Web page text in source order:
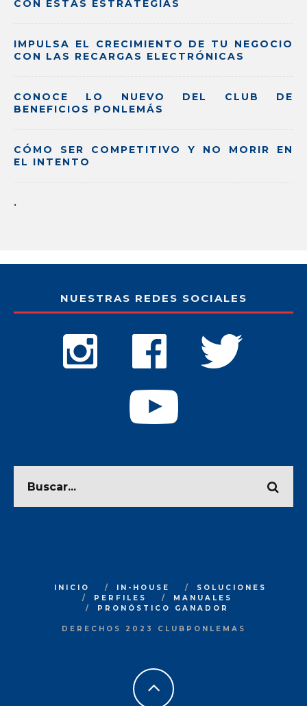
CON ESTAS ESTRATEGIAS
IMPULSA EL CRECIMIENTO DE TU NEGOCIO
CON LAS RECARGAS ELECTRÓNICAS
CONOCE LO NUEVO DEL CLUB DE
BENEFICIOS PONLEMÁS
CÓMO SER COMPETITIVO Y NO MORIR EN
EL INTENTO
.
NUESTRAS REDES SOCIALES
INICIO IN-HOUSE
SOLUCIONES
PERFILES
MANUALES
PRONÓSTICO GANADOR
DERECHOS 2023 CLUBPONLEMAS